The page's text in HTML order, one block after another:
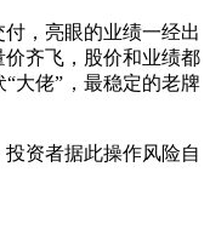
，亮眼的业绩一经出
齐飞，股价和业绩都
大佬”，最稳定的老牌
资者据此操作风险自